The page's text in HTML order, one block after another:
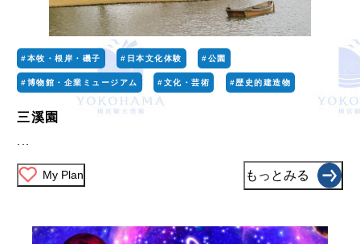
#本牧・根岸・磯子 #日本文化体験 #公園
#博物館・企業ミュージアム #文化・芸術 #歴史的建造物
三溪園
...
My Plan もっとみる